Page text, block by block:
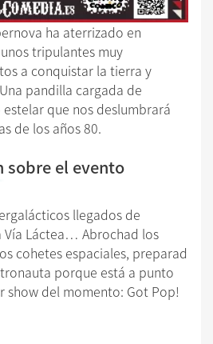
ha aterrizado en
tripulantes muy
a conquistar la tierra y
pandilla cargada de
que nos deslumbrará
de los años 80.
sobre el evento
llegados de
Vía Láctea… Abrochad los
cohetes espaciales, preparad
porque está a punto
show del momento: Got Pop!